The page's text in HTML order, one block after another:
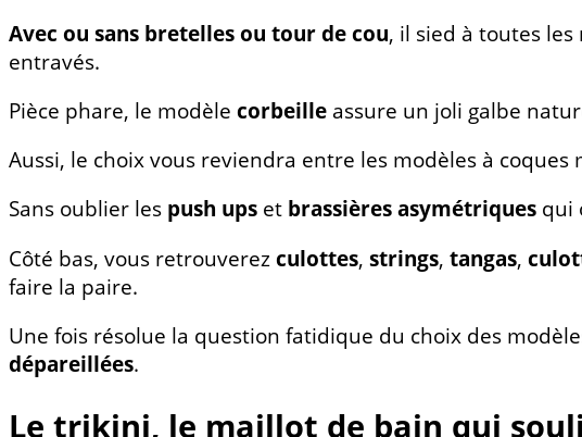
Avec ou sans bretelles ou tour de cou, il sied à toutes
entravés.
Pièce phare, le modèle corbeille assure un joli galbe
Aussi, le choix vous reviendra entre les modèles à
Sans oublier les push ups et brassières asymétriques qui
Côté bas, vous retrouverezculottes, strings, tangas,
faire la paire.
Une fois résolue la question fatidique du choix des
dépareillées.
Le trikini, le maillot de bain qui